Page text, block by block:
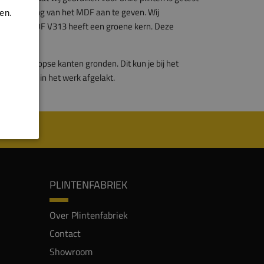
van het MDF aan te geven. Wij
75%. MDF V313 heeft een groene kern. Deze
op de kopse kanten gronden. Dit kun je bij het
montage in het werk afgelakt.
PLINTENFABRIEK
Over Plintenfabriek
Contact
Showroom